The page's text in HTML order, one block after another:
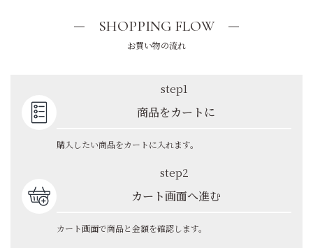
SHOPPING FLOW
お買い物の流れ
step1
商品をカートに
購入したい商品をカートに入れます。
step2
カート画面へ進む
カート画面で商品と金額を確認します。